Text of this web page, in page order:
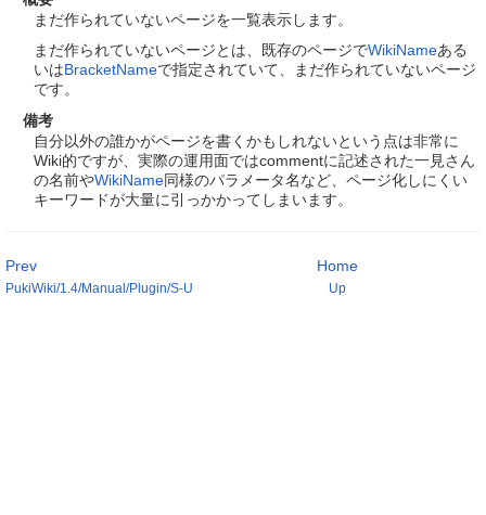
まだ作られていないページを一覧表示します。
まだ作られていないページとは、既存のページでWikiNameある
いはBracketNameで指定されていて、まだ作られていないページ
です。
備考
自分以外の誰かがページを書くかもしれないという点は非常に
Wiki的ですが、実際の運用面ではcommentに記述された一見さん
の名前やWikiName同様のパラメータ名など、ページ化しにくい
キーワードが大量に引っかかってしまいます。
Prev
PukiWiki/1.4/Manual/Plugin/S-U
Home
Up